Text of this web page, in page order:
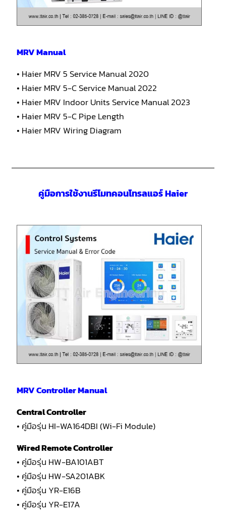
MRV Manual
• Haier MRV 5 Service Manual 2020
• Haier MRV 5-C Service Manual 2022
• Haier MRV Indoor Units Service Manual 2023
• Haier MRV 5-C Pipe Length
• Haier MRV Wiring Diagram
คู่มือการใช้งานรีโมทคอนโทรลแอร์ Haier
MRV Controller Manual
Central Controller
• คู่มือรุ่น HI-WA164DBI (Wi-Fi Module)
Wired Remote Controller
• คู่มือรุ่น HW-BA101ABT
• คู่มือรุ่น HW-SA201ABK
• คู่มือรุ่น YR-E16B
• คู่มือรุ่น YR-E17A